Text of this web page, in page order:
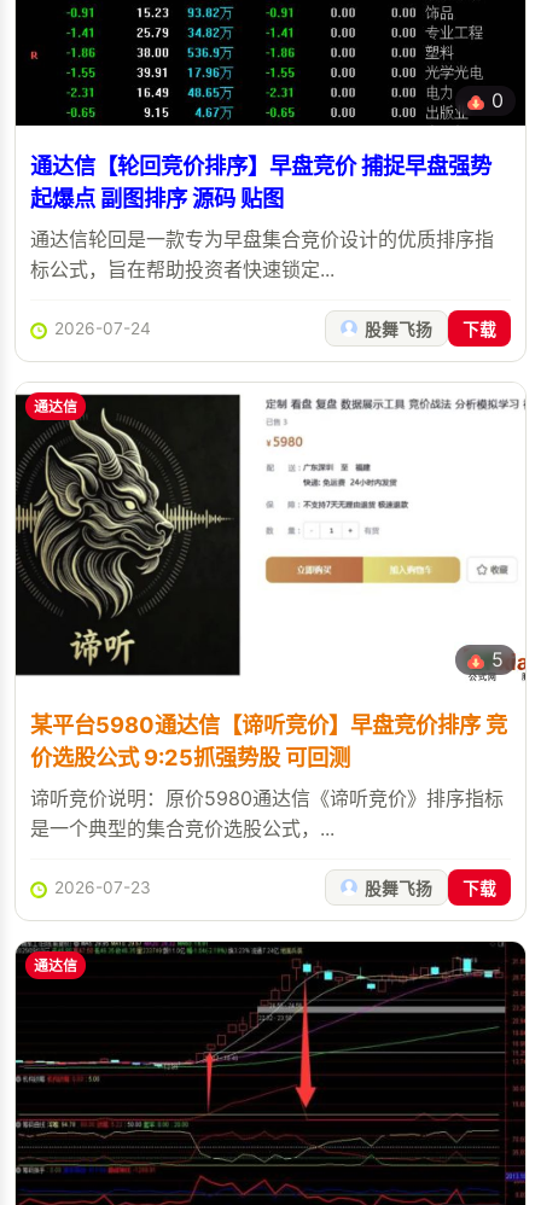
0
通达信【轮回竞价排序】早盘竞价 捕捉早盘强势
起爆点 副图排序 源码 贴图
通达信轮回是一款专为早盘集合竞价设计的优质排序指
标公式，旨在帮助投资者快速锁定...
2026-07-24 股舞飞扬 下载
通达信
5
某平台5980通达信【谛听竞价】早盘竞价排序 竞
价选股公式 9:25抓强势股 可回测
谛听竞价说明：原价5980通达信《谛听竞价》排序指标
是一个典型的集合竞价选股公式，...
2026-07-23 股舞飞扬 下载
通达信